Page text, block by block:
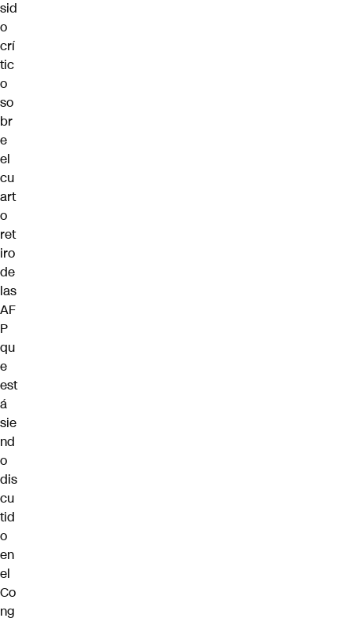
sid
o
crí
tic
o
so
br
e
el
cu
art
o
ret
iro
de
las
AF
P
qu
e
est
á
sie
nd
o
dis
cu
tid
o
en
el
Co
ng